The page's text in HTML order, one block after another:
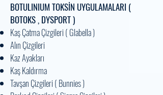
BOTULINIUM TOKSİN UYGULAMALARI (
BOTOKS , DYSPORT )
Kaş Çatma Çizgileri ( Glabella )
Alın Çizgileri
Kaz Ayakları
Kaş Kaldırma
Tavşan Çizgileri ( Bunnies )